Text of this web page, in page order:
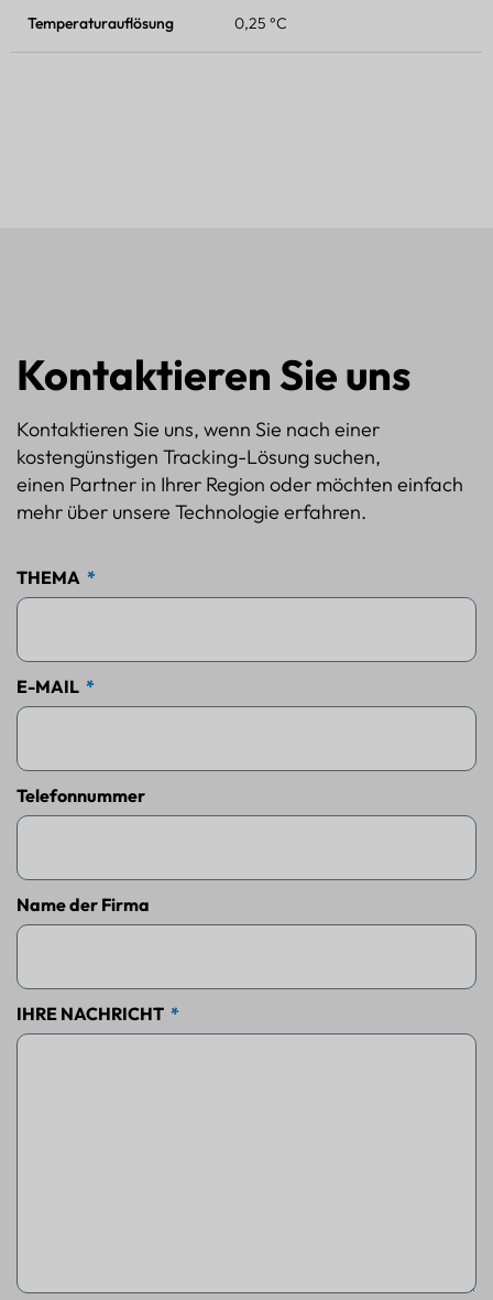
Temperaturauflösung 0,25 °C
Kontaktieren Sie uns
Kontaktieren Sie uns, wenn Sie nach einer
kostengünstigen Tracking-Lösung suchen,
einen Partner in Ihrer Region oder möchten einfach
mehr über unsere Technologie erfahren.
THEMA
E-MAIL
Telefonnummer
Name der Firma
IHRE NACHRICHT